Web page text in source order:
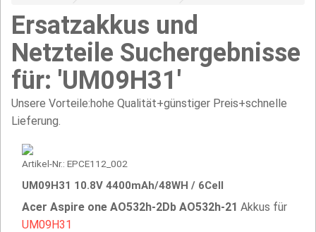
Ersatzakkus und
Netzteile Suchergebnisse
für: 'UM09H31'
Unsere Vorteile:hohe Qualität+günstiger Preis+schnelle
Lieferung.
Artikel-Nr.: EPCE112_002
UM09H31 10.8V 4400mAh/48WH / 6Cell
Acer Aspire one AO532h-2Db AO532h-21 Akkus für
UM09H31